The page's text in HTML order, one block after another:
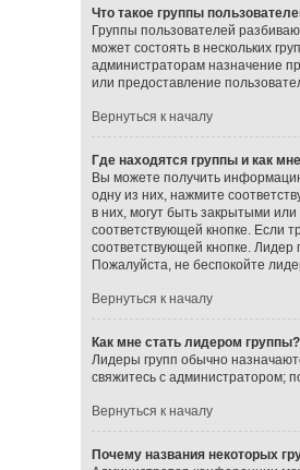
Что такое группы
Группы пользователей
может состоять в нескольких
администраторам назначение
или предоставление
Вернуться к началу
Где находятся группы и как
Вы можете получить
одну из них, нажмите
в них, могут быть закрытыми
соответствующей кнопке. Если
соответствующей кнопке. Лидер
Пожалуйста, не беспокойте
Вернуться к началу
Как мне стать лидером группы?
Лидеры групп обычно
свяжитесь с администратором;
Вернуться к началу
Почему названия некоторых